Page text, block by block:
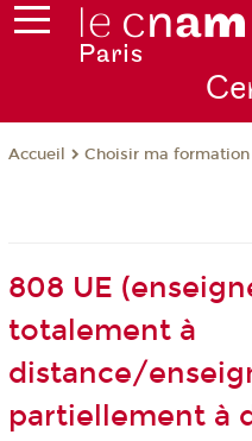
Accueil Choisir ma formation
808 UE
totalement à
distance/
partiellement à